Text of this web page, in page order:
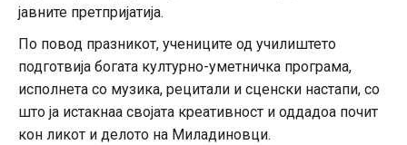
јавните претпријатија.
По повод празникот, учениците од училиштето
подготвија богата културно-уметничка програма,
исполнета со музика, рецитали и сценски настапи, со
што ја истакнаа својата креативност и оддадоа почит
кон ликот и делото на Миладиновци.